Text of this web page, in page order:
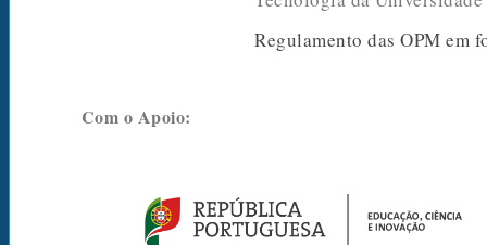
Regulamento das OPM em
Com o Apoio: